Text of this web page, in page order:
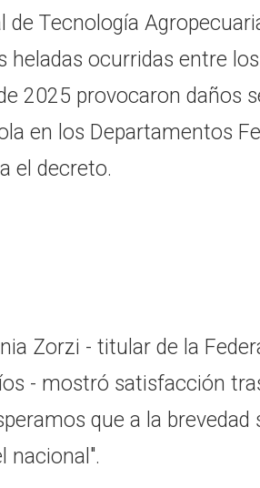
Tecnología
heladas ocurridas entre
2025 provocaron daños
en los Departamentos
el decreto.
Zorzi - titular de la
- mostró satisfacción
que a la brevedad
nacional".